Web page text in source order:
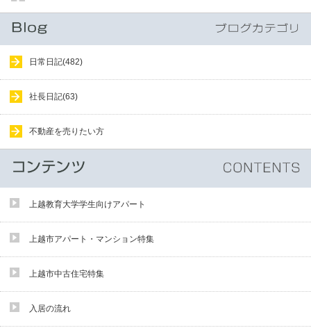
日常日記(482)
社長日記(63)
不動産を売りたい方
上越教育大学学生向けアパート
上越市アパート・マンション特集
上越市中古住宅特集
入居の流れ